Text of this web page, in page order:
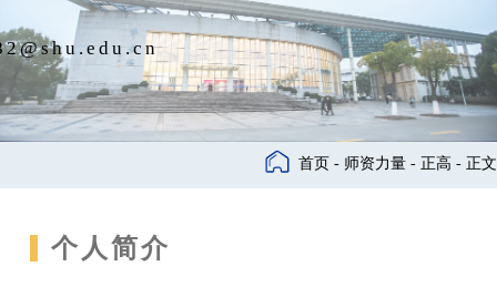
首页 - 师资力量 - 正高 - 正文
个人简介